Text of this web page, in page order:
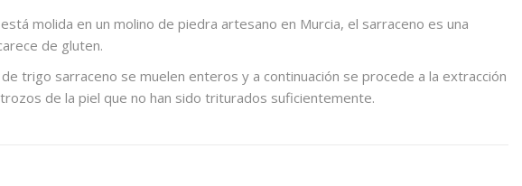
molida en un molino de piedra artesano en Murcia, el sarraceno es una
de gluten.
trigo sarraceno se muelen enteros y a continuación se procede a la extracción
de la piel que no han sido triturados suficientemente.